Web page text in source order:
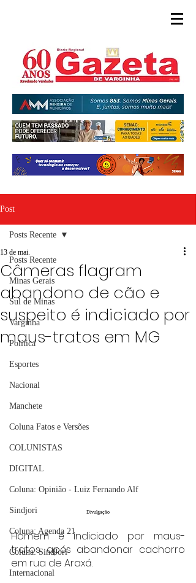
Post
Posts Recente
Minas Gerais
Sul de Minas
Varginha
Política
Esportes
Nacional
Manchete
Coluna Fatos e Versões
COLUNISTAS
DIGITAL
Coluna: Opinião - Luiz Fernando Alf
Sindjori
Coluna: Agenda 21
Coluna: SindJori
Internacional
Posts Recente
Câmeras flagram
abandono de cão e
suspeito é indiciado por
maus-tratos em MG
13 de mai.
Divulgação
Homem é indiciado por maus-
tratos após abandonar cachorro
em rua de Araxá.